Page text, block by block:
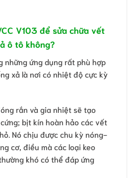
V103 để sửa chữa vết
ô tô không?
những ứng dụng rất phù hợp
xả là nơi có nhiệt độ cực kỳ
rắn và gia nhiệt sẽ tạo
bịt kín hoàn hảo các vết
Nó chịu được chu kỳ nóng-
cơ, điều mà các loại keo
khó có thể đáp ứng